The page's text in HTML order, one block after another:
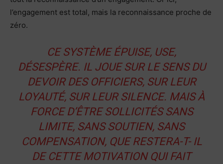
l’engagement est total, mais la reconnaissance proche de
zéro.
CE SYSTÈME ÉPUISE, USE,
DÉSESPÈRE. IL JOUE SUR LE SENS DU
DEVOIR DES OFFICIERS, SUR LEUR
LOYAUTÉ, SUR LEUR SILENCE. MAIS À
FORCE D’ÊTRE SOLLICITÉS SANS
LIMITE, SANS SOUTIEN, SANS
COMPENSATION, QUE RESTERA-T- IL
DE CETTE MOTIVATION QUI FAIT